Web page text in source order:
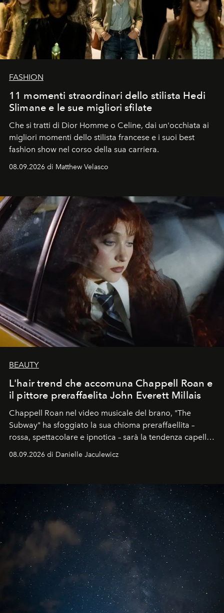
FASHION
11 momenti straordinari dello stilista Hedi
Slimane e le sue migliori sfilate
Che si tratti di Dior Homme o Celine, dai un'occhiata ai
migliori momenti dello stilista francese e i suoi best
fashion show nel corso della sua carriera.
08.09.2026 di Matthew Velasco
BEAUTY
L'hair trend che accomuna Chappell Roan e
il pittore preraffaelita John Everett Millais
Chappell Roan nel video musicale del brano, "The
Subway" ha sfoggiato la sua chioma preraffaellita –
rossa, spettacolare e ipnotica – sarà la tendenza capelli
dell'autunno?
08.09.2026 di Danielle Jaculewicz